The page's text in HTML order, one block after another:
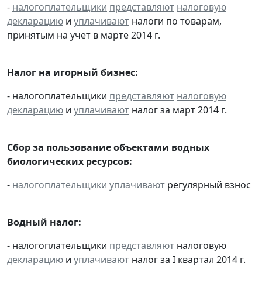
- налогоплательщики представляют налоговую
декларацию и уплачивают налоги по товарам,
принятым на учет в марте 2014 г.
Налог на игорный бизнес:
- налогоплательщики представляют налоговую
декларацию и уплачивают налог за март 2014 г.
Сбор за пользование объектами водных
биологических ресурсов:
- налогоплательщики уплачивают регулярный взнос
Водный налог:
- налогоплательщики представляют налоговую
декларацию и уплачивают налог за I квартал 2014 г.